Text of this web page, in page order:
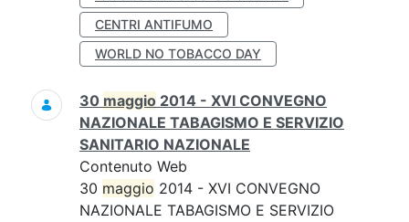
CENTRI ANTIFUMO
WORLD NO TOBACCO DAY
30 maggio 2014 - XVI CONVEGNO
NAZIONALE TABAGISMO E SERVIZIO
SANITARIO NAZIONALE
Contenuto Web
30 maggio 2014 - XVI CONVEGNO
NAZIONALE TABAGISMO E SERVIZIO